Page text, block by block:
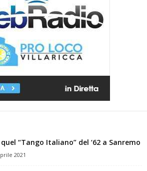
“Tango Italiano” del ‘62 a Sanremo
2021